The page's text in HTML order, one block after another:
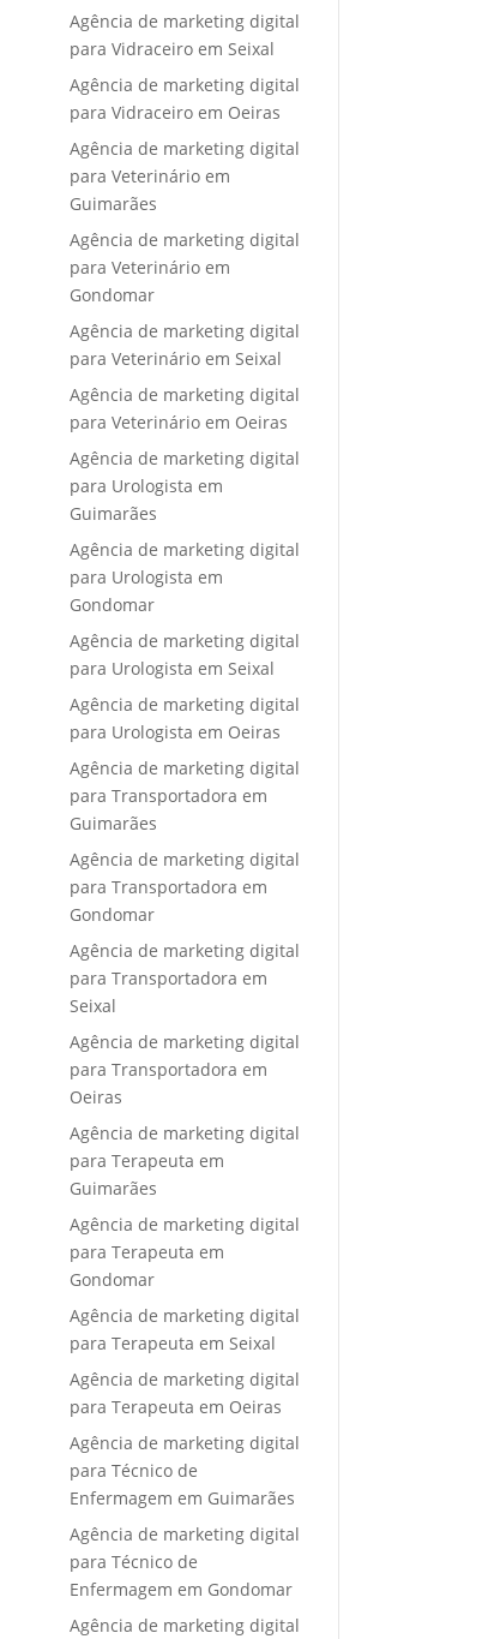
Agência de marketing digital
para Vidraceiro em Seixal
Agência de marketing digital
para Vidraceiro em Oeiras
Agência de marketing digital
para Veterinário em
Guimarães
Agência de marketing digital
para Veterinário em
Gondomar
Agência de marketing digital
para Veterinário em Seixal
Agência de marketing digital
para Veterinário em Oeiras
Agência de marketing digital
para Urologista em
Guimarães
Agência de marketing digital
para Urologista em
Gondomar
Agência de marketing digital
para Urologista em Seixal
Agência de marketing digital
para Urologista em Oeiras
Agência de marketing digital
para Transportadora em
Guimarães
Agência de marketing digital
para Transportadora em
Gondomar
Agência de marketing digital
para Transportadora em
Seixal
Agência de marketing digital
para Transportadora em
Oeiras
Agência de marketing digital
para Terapeuta em
Guimarães
Agência de marketing digital
para Terapeuta em
Gondomar
Agência de marketing digital
para Terapeuta em Seixal
Agência de marketing digital
para Terapeuta em Oeiras
Agência de marketing digital
para Técnico de
Enfermagem em Guimarães
Agência de marketing digital
para Técnico de
Enfermagem em Gondomar
Agência de marketing digital